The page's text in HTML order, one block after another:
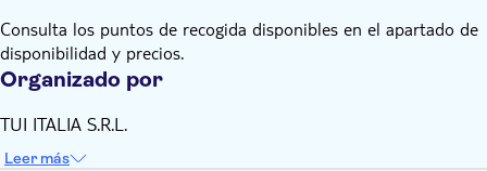
Consulta los puntos de recogida disponibles en el apartado de
disponibilidad y precios.
Organizado por
TUI ITALIA S.R.L.
Leer más